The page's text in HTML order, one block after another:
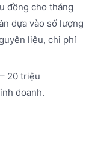
đồng cho tháng
dựa vào số lượng
liệu, chi phí
20 triệu
doanh.